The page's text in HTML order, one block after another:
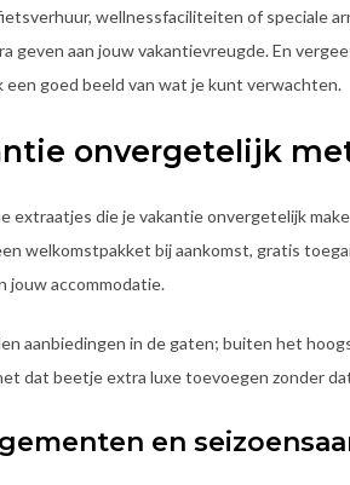
wellnessfaciliteiten of speciale
geven aan jouw vakantievreugde. En
een goed beeld van wat je kunt verwachten.
onvergetelijk
extraatjes die je vakantie onvergetelijk
welkomstpakket bij aankomst, gratis
jouw accommodatie.
aanbiedingen in de gaten; buiten het
dat beetje extra luxe toevoegen zonder
en